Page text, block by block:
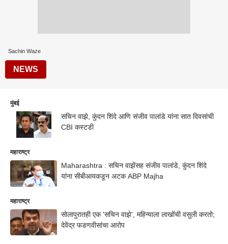
Sachin Waze
NEWS
मुंबई
सचिन वाझे, कुंदन शिंदे आणि संजीव पालांडे यांना सात दिवसांची
CBI कस्टडी
महाराष्ट्र
Maharashtra : सचिन वाझेंसह संजीव पालांडे, कुंदन शिंदे
यांना सीबीआयकडून अटक ABP Majha
महाराष्ट्र
सोलापुरातही एक 'सचिन वाझे', महिन्याला लाखोंची वसुली करतो;
देवेंद्र फडणवीसांचा आरोप